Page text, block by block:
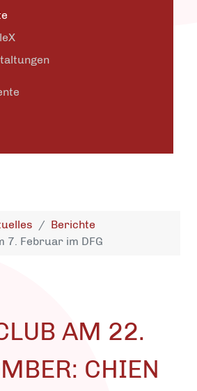
Berichte
7. Februar im DFG
AM 22.
CHIEN